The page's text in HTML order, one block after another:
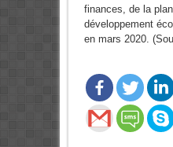
finances, de la
développement
en mars 2020.